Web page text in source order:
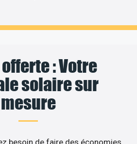
: Votre
solaire sur
mesure